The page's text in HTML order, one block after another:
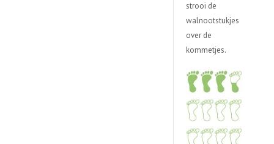
strooi de
walnootstukjes
over de
kommetjes.